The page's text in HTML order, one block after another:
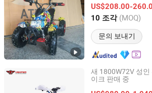
US$208.00-
10 조각 (MOQ)
문의 보내기
Zhejiang, China 이후 2017
새 1800W72V 성인
이크 판매 중
WUYI QIDE INDUSTRY AND TRADE CO.,